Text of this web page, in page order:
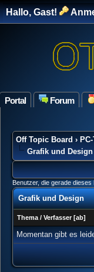
Hallo, Gast!
Portal Forum
Off Topic Board ›
Grafik und Design
Benutzer, die gerade
Grafik und Design
Thema / Verfasser [ab]
Momentan gibt es